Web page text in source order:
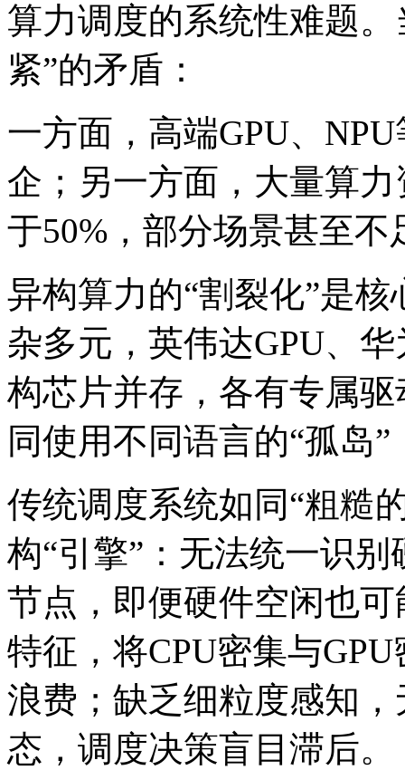
算力调度的系统性难题
紧”的矛盾：
一方面，高端GPU、
企；另一方面，大量算
于50%，部分场景甚至不
异构算力的“割裂化”是
杂多元，英伟达GPU、
构芯片并存，各有专属
同使用不同语言的“孤岛
传统调度系统如同“粗糙
构“引擎”：无法统一识
节点，即便硬件空闲也
特征，将CPU密集与
浪费；缺乏细粒度感知
态，调度决策盲目滞后。